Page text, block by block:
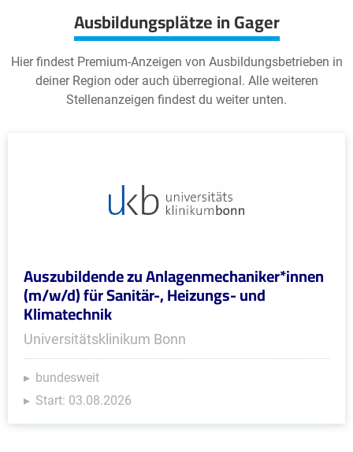
Ausbildungsplätze in Gager
Hier findest Premium-Anzeigen von Ausbildungsbetrieben in
deiner Region oder auch überregional. Alle weiteren
Stellenanzeigen findest du weiter unten.
Auszubildende zu Anlagenmechaniker*innen
(m/w/d) für Sanitär-, Heizungs- und
Klimatechnik
Universitätsklinikum Bonn
bundesweit
Start: 03.08.2026